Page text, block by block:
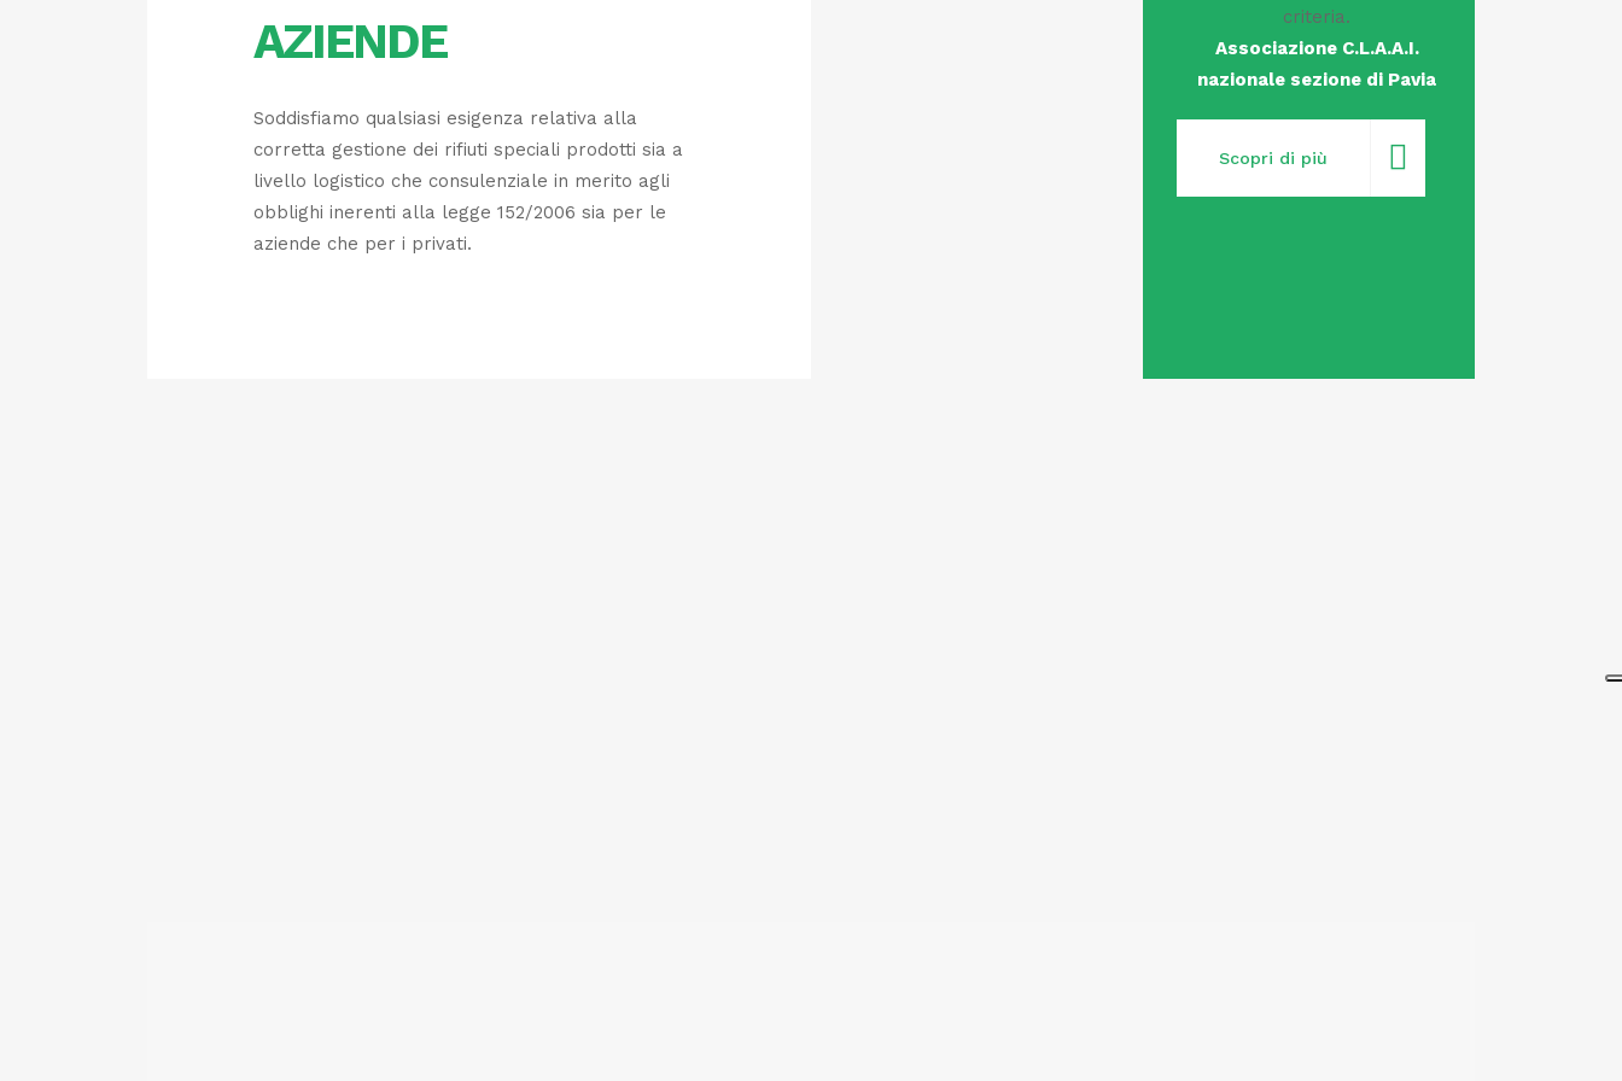
AZIENDE
Soddisfiamo qualsiasi esigenza relativa alla
corretta gestione dei rifiuti speciali prodotti sia a
livello logistico che consulenziale in merito agli
obblighi inerenti alla legge 152/2006 sia per le
aziende che per i privati.
criteria.
Associazione C.L.A.A.I.
nazionale sezione di Pavia
Scopri di più